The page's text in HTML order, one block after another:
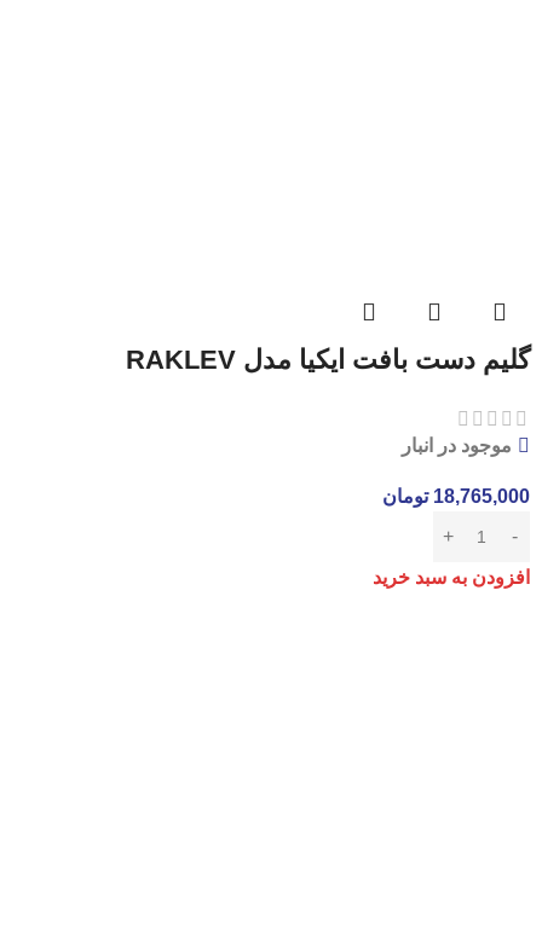
گلیم دست بافت ایکیا مدل RAKLEV
موجود در انبار
18,765,000 تومان
افزودن به سبد خرید